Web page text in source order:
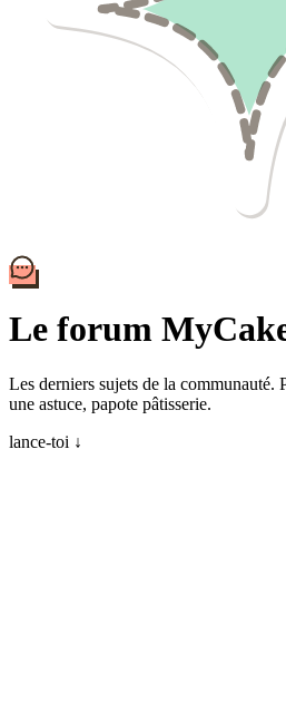
Le forum
Les derniers sujets de la communauté.
une astuce, papote pâtisserie.
lance-toi ↓